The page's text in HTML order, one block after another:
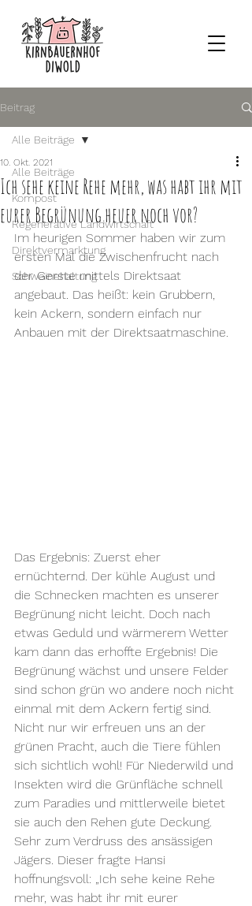
Beitrag
Alle Beiträge
Kompost
Regenerative Landwirtschaft
Direktvermarktung
Schweinehaltung
Alle Beiträge
Ich sehe keine Rehe mehr, was habt ihr mit
eurer Begrünung heuer noch vor?
10. Okt. 2021
Im heurigen Sommer haben wir zum
ersten Mal die Zwischenfrucht nach
der Gerste mittels Direktsaat
angebaut. Das heißt: kein Grubbern,
kein Ackern, sondern einfach nur
Anbauen mit der Direktsaatmaschine.
Das Ergebnis: Zuerst eher
ernüchternd. Der kühle August und
die Schnecken machten es unserer
Begrünung nicht leicht. Doch nach
etwas Geduld und wärmerem Wetter
kam dann das erhoffte Ergebnis! Die
Begrünung wächst und unsere Felder
sind schon grün wo andere noch nicht
einmal mit dem Ackern fertig sind.
Nicht nur wir erfreuen uns an der
grünen Pracht, auch die Tiere fühlen
sich sichtlich wohl! Für Niederwild und
Insekten wird die Grünfläche schnell
zum Paradies und mittlerweile bietet
sie auch den Rehen gute Deckung.
Sehr zum Verdruss des ansässigen
Jägers. Dieser fragte Hansi
hoffnungsvoll: „Ich sehe keine Rehe
mehr, was habt ihr mit eurer